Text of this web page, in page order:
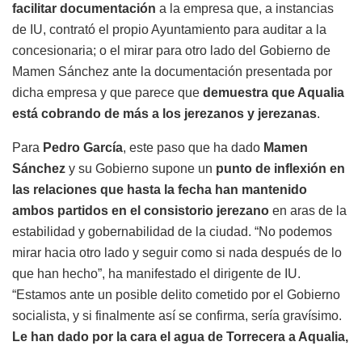
facilitar documentación a la empresa que, a instancias
de IU, contrató el propio Ayuntamiento para auditar a la
concesionaria; o el mirar para otro lado del Gobierno de
Mamen Sánchez ante la documentación presentada por
dicha empresa y que parece que demuestra que Aqualia
está cobrando de más a los jerezanos y jerezanas.
Para Pedro García, este paso que ha dado Mamen
Sánchez y su Gobierno supone un punto de inflexión en
las relaciones que hasta la fecha han mantenido
ambos partidos en el consistorio jerezano en aras de la
estabilidad y gobernabilidad de la ciudad. “No podemos
mirar hacia otro lado y seguir como si nada después de lo
que han hecho”, ha manifestado el dirigente de IU.
“Estamos ante un posible delito cometido por el Gobierno
socialista, y si finalmente así se confirma, sería gravísimo.
Le han dado por la cara el agua de Torrecera a Aqualia,